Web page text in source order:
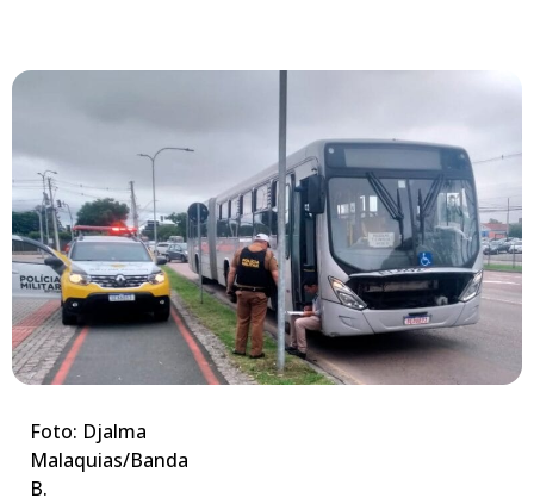
Foto: Djalma
Malaquias/Banda
B.